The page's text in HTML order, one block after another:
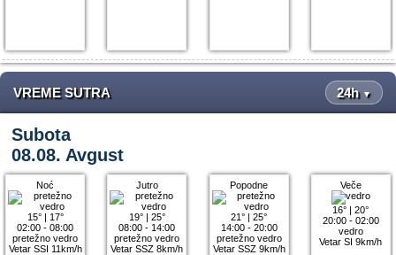
VREME SUTRA 24h ▼
Subota
08.08. Avgust
Noć
15°| 17°
02:00 - 08:00
pretežno vedro
Vetar SSI 11km/h
Jutro
19°| 25°
08:00 - 14:00
pretežno vedro
Vetar SSZ 8km/h
Popodne
21° |25°
14:00 - 20:00
pretežno vedro
Vetar SSZ 9km/h
Veče
16° |20°
20:00 - 02:00
vedro
Vetar SI 9km/h